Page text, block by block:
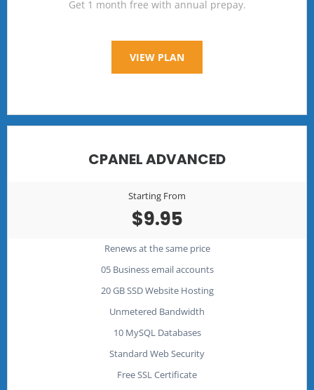
Get 1 month free with annual prepay.
VIEW PLAN
CPANEL ADVANCED
Starting From
$9.95
Renews at the same price
05 Business email accounts
20 GB SSD Website Hosting
Unmetered Bandwidth
10 MySQL Databases
Standard Web Security
Free SSL Certificate